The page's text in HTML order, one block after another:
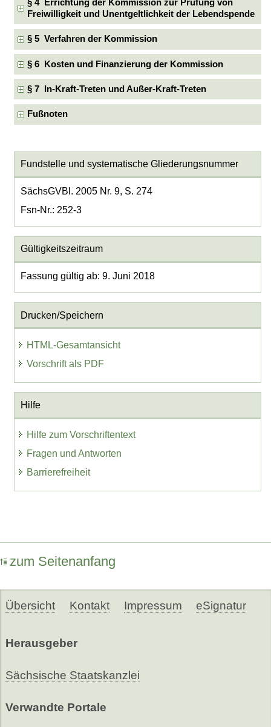
§ 4 Errichtung der Kommission zur Prüfung von
Freiwilligkeit und Unentgeltlichkeit der Lebendspende
§ 5 Verfahren der Kommission
§ 6 Kosten und Finanzierung der Kommission
§ 7 In-Kraft-Treten und Außer-Kraft-Treten
Fußnoten
Fundstelle und systematische Gliederungsnummer
SächsGVBl. 2005 Nr. 9, S. 274
Fsn-Nr.: 252-3
Gültigkeitszeitraum
Fassung gültig ab: 9. Juni 2018
Drucken/Speichern
HTML-Gesamtansicht
Vorschrift als PDF
Hilfe
Hilfe zum Vorschriftentext
Fragen und Antworten
Barrierefreiheit
zum Seitenanfang
Übersicht Kontakt Impressum eSignatur
Herausgeber
Sächsische Staatskanzlei
Verwandte Portale